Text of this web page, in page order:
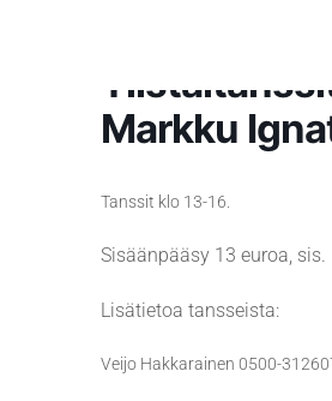
Markku
Tanssit klo 13-16.
Sisäänpääsy 13 euroa, sis.
Lisätietoa tansseista:
Veijo Hakkarainen 0500-